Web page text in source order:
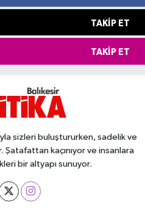
TAKIP ET
TAKIP ET
sizleri buluştururken, sadelik ve
kaçınıyor ve insanlara
bir altyapı sunuyor.